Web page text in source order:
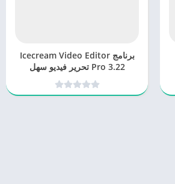
برنامج Icecream Video Editor
Pro 3.22 تحرير فيديو سهل
الاستخدام